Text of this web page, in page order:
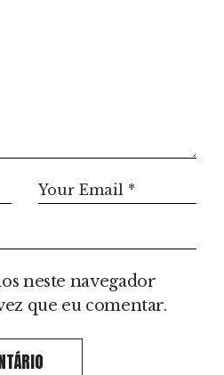
neste navegador
que eu comentar.